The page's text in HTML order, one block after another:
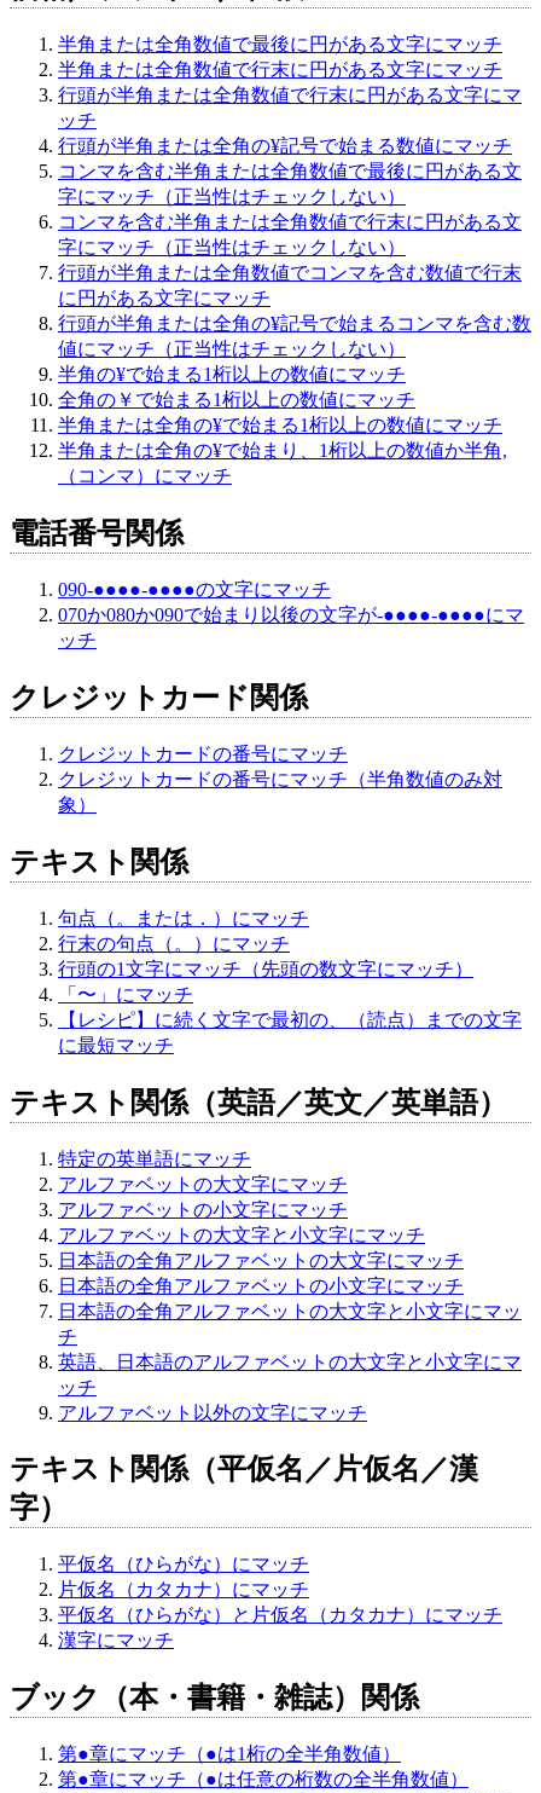
半角または全角数値で最後に円がある文字にマッチ
半角または全角数値で行末に円がある文字にマッチ
行頭が半角または全角数値で行末に円がある文字にマ
ッチ
行頭が半角または全角の¥記号で始まる数値にマッチ
コンマを含む半角または全角数値で最後に円がある文
字にマッチ（正当性はチェックしない）
コンマを含む半角または全角数値で行末に円がある文
字にマッチ（正当性はチェックしない）
行頭が半角または全角数値でコンマを含む数値で行末
に円がある文字にマッチ
行頭が半角または全角の¥記号で始まるコンマを含む数
値にマッチ（正当性はチェックしない）
半角の¥で始まる1桁以上の数値にマッチ
全角の￥で始まる1桁以上の数値にマッチ
半角または全角の¥で始まる1桁以上の数値にマッチ
半角または全角の¥で始まり、1桁以上の数値か半角,
（コンマ）にマッチ
電話番号関係
090-●●●●-●●●●の文字にマッチ
070か080か090で始まり以後の文字が-●●●●-●●●●にマ
ッチ
クレジットカード関係
クレジットカードの番号にマッチ
クレジットカードの番号にマッチ（半角数値のみ対
象）
テキスト関係
句点（。または．）にマッチ
行末の句点（。）にマッチ
行頭の1文字にマッチ（先頭の数文字にマッチ）
「〜」にマッチ
【レシピ】に続く文字で最初の、（読点）までの文字
に最短マッチ
テキスト関係（英語／英文／英単語）
特定の英単語にマッチ
アルファベットの大文字にマッチ
アルファベットの小文字にマッチ
アルファベットの大文字と小文字にマッチ
日本語の全角アルファベットの大文字にマッチ
日本語の全角アルファベットの小文字にマッチ
日本語の全角アルファベットの大文字と小文字にマッ
チ
英語、日本語のアルファベットの大文字と小文字にマ
ッチ
アルファベット以外の文字にマッチ
テキスト関係（平仮名／片仮名／漢
字）
平仮名（ひらがな）にマッチ
片仮名（カタカナ）にマッチ
平仮名（ひらがな）と片仮名（カタカナ）にマッチ
漢字にマッチ
ブック（本・書籍・雑誌）関係
第●章にマッチ（●は1桁の全半角数値）
第●章にマッチ（●は任意の桁数の全半角数値）